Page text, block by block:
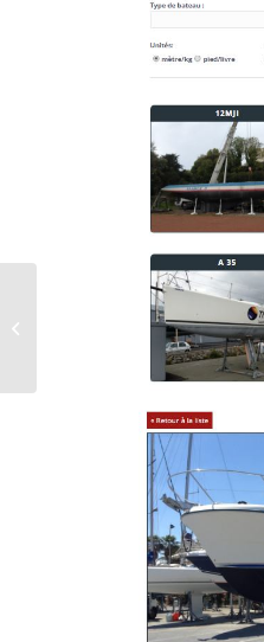
SAARE YACHTS SAARE 41CC²